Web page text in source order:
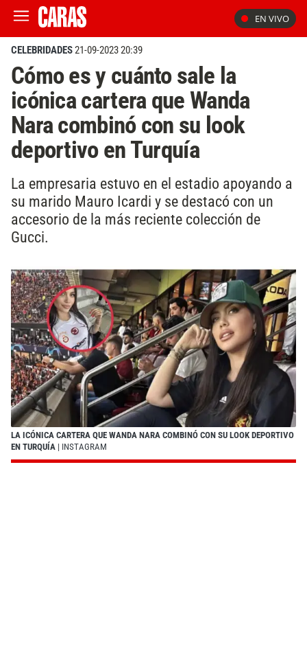
EN VIVO
CELEBRIDADES21-09-2023 20:39
Cómo es y cuánto sale la
icónica cartera que Wanda
Nara combinó con su look
deportivo en Turquía
La empresaria estuvo en el estadio apoyando a
su marido Mauro Icardi y se destacó con un
accesorio de la más reciente colección de
Gucci.
LA ICÓNICA CARTERA QUE WANDA NARA COMBINÓ CON SU LOOK DEPORTIVO
EN TURQUÍA | INSTAGRAM